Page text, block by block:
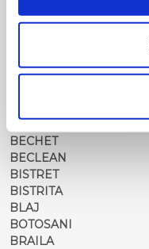
BAIA MARE
BALS-IS
BARLAD
BECHET
BECLEAN
BISTRET
BISTRITA
BLAJ
BOTOSANI
BRAILA